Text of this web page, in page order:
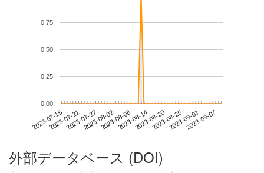
2023-07-152023-07-212023-07-272023-08-022023-08-082023-08-142023-08-202023-08-262023-09-012023-09-07
0.00
0.25
0.50
0.75
外部データベース (DOI)